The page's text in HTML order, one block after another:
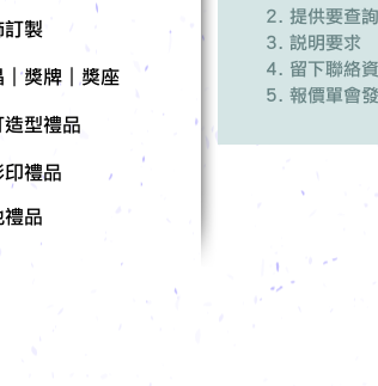
訂製
｜獎牌｜獎座
造型禮品
禮品
印禮品
提供要查
說明要求
留下聯絡
報價單會